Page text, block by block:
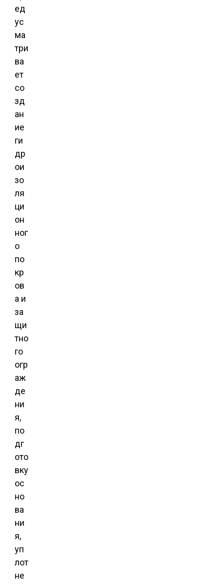
ед
ус
ма
три
ва
ет
со
зд
ан
ие
ги
др
ои
зо
ля
ци
он
ног
о
по
кр
ов
а и
за
щи
тно
го
огр
аж
де
ни
я,
по
дг
ото
вку
ос
но
ва
ни
я,
уп
лот
не